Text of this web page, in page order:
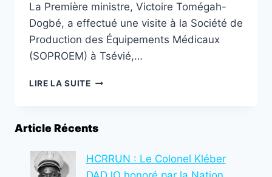
La Première ministre, Victoire Tomégah-
Dogbé, a effectué une visite à la Société de
Production des Équipements Médicaux
(SOPROEM) à Tsévié,…
LIRE LA SUITELE
TOMÉGAH-
VISITE
LA
Article Récents
HCRRUN : Le Colonel Kléber